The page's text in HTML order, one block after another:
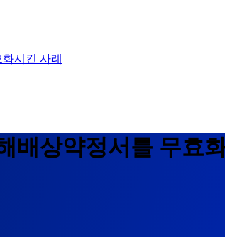
시킨 사례
배상약정서를 무효